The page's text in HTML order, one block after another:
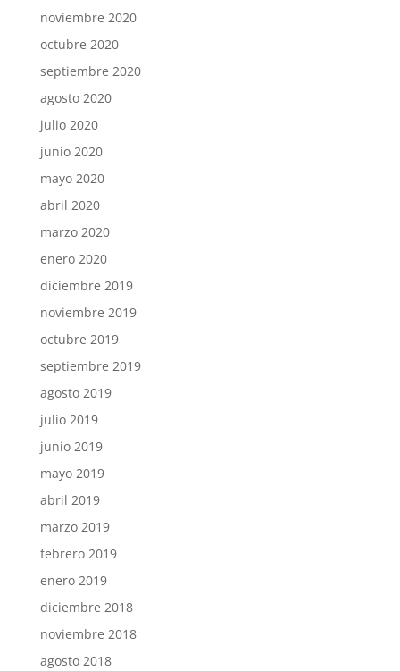
noviembre 2020
octubre 2020
septiembre 2020
agosto 2020
julio 2020
junio 2020
mayo 2020
abril 2020
marzo 2020
enero 2020
diciembre 2019
noviembre 2019
octubre 2019
septiembre 2019
agosto 2019
julio 2019
junio 2019
mayo 2019
abril 2019
marzo 2019
febrero 2019
enero 2019
diciembre 2018
noviembre 2018
agosto 2018